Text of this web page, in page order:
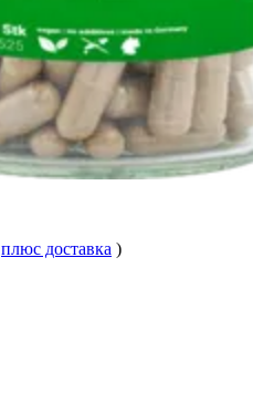
плюс доставка )